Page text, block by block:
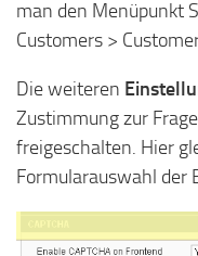
man den Menüpunkt
Customers >
Die weiteren
Zustimmung zur
freigeschalten. Hier
Formularauswahl der